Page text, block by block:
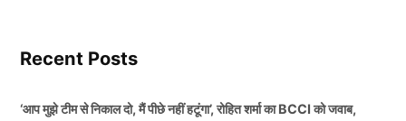
Recent Posts
‘आप मुझे टीम से निकाल दो, मैं पीछे नहीं हटूंगा’, रोहित शर्मा का BCCI को जवाब,